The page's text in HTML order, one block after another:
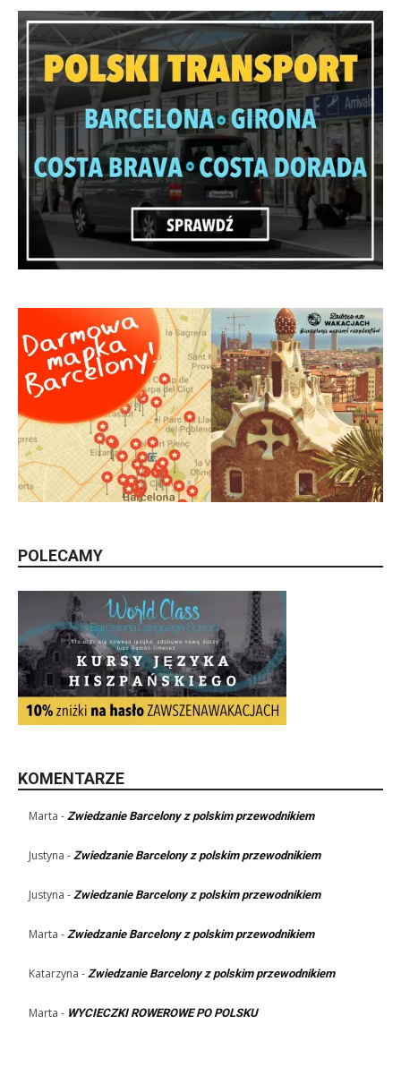
POLECAMY
KOMENTARZE
Marta - Zwiedzanie Barcelony z polskim przewodnikiem
Justyna - Zwiedzanie Barcelony z polskim przewodnikiem
Justyna - Zwiedzanie Barcelony z polskim przewodnikiem
Marta - Zwiedzanie Barcelony z polskim przewodnikiem
Katarzyna - Zwiedzanie Barcelony z polskim przewodnikiem
Marta - WYCIECZKI ROWEROWE PO POLSKU